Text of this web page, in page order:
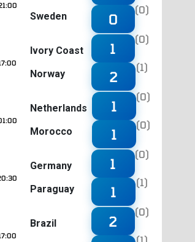
Sweden
0
(0)
Ivory Coast
Norway
1
(0)
2
(1)
Netherlands
Morocco
1
(0)
1
(0)
Germany
Paraguay
1
(0)
1
(1)
Brazil
2
(0)